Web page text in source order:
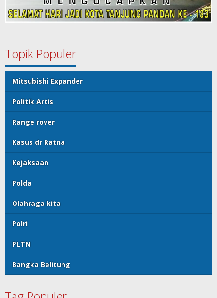
Topik Populer
Mitsubishi Expander
Politik Artis
Range rover
Kasus dr Ratna
Kejaksaan
Polda
Olahraga kita
Polri
PLTN
Bangka Belitung